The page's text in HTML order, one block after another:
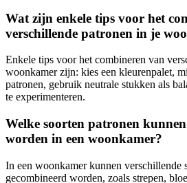
Wat zijn enkele tips voor het
verschillende patronen in je
Enkele tips voor het combineren van
woonkamer zijn: kies een kleurenpalet,
patronen, gebruik neutrale stukken als
te experimenteren.
Welke soorten patronen
worden in een woonkamer?
In een woonkamer kunnen verschillende
gecombineerd worden, zoals strepen,